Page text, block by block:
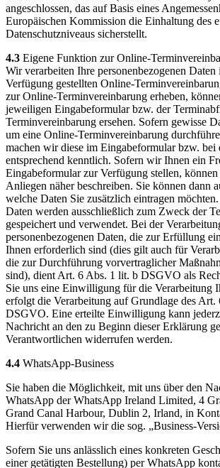
angeschlossen, das auf Basis eines
Europäischen Kommission die Einhaltung des
Datenschutzniveaus sicherstellt.
4.3 Eigene Funktion zur Online-
Wir verarbeiten Ihre personenbezogenen
Verfügung gestellten Online-
zur Online-Terminvereinbarung erheben,
jeweiligen Eingabeformular bzw. der
Terminvereinbarung ersehen. Sofern gewisse
um eine Online-Terminvereinbarung
machen wir diese im Eingabeformular bzw. bei
entsprechend kenntlich. Sofern wir Ihnen ein
Eingabeformular zur Verfügung stellen,
Anliegen näher beschreiben. Sie können dann
welche Daten Sie zusätzlich eintragen
Daten werden ausschließlich zum Zweck der
gespeichert und verwendet. Bei der
personenbezogenen Daten, die zur Erfüllung
Ihnen erforderlich sind (dies gilt auch für
die zur Durchführung vorvertraglicher
sind), dient Art. 6 Abs. 1 lit. b DSGVO als
Sie uns eine Einwilligung für die Verarbeitung
erfolgt die Verarbeitung auf Grundlage des Art.
DSGVO. Eine erteilte Einwilligung kann
Nachricht an den zu Beginn dieser Erklärung
Verantwortlichen widerrufen werden.
4.4 WhatsApp-Business
Sie haben die Möglichkeit, mit uns über den
WhatsApp der WhatsApp Ireland Limited, 4
Grand Canal Harbour, Dublin 2, Irland, in
Hierfür verwenden wir die sog. „Business-
Sofern Sie uns anlässlich eines konkreten
einer getätigten Bestellung) per WhatsApp